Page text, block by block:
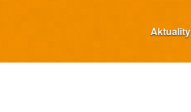
Aktuality